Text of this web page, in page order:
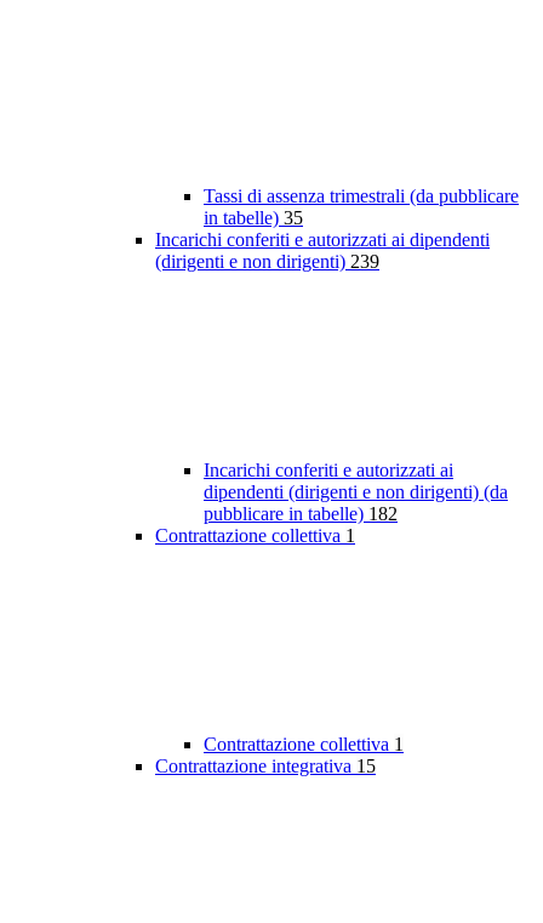
Tassi di assenza trimestrali (da pubblicare
in tabelle) 35
Incarichi conferiti e autorizzati ai dipendenti
(dirigenti e non dirigenti) 239
Incarichi conferiti e autorizzati ai
dipendenti (dirigenti e non dirigenti) (da
pubblicare in tabelle) 182
Contrattazione collettiva 1
Contrattazione collettiva 1
Contrattazione integrativa 15